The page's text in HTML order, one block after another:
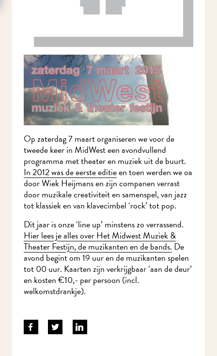
Op zaterdag 7 maart organiseren we voor de
tweede keer in MidWest een avondvullend
programma met theater en muziek uit de buurt.
In 2012 was de eerste editieen toen werden we
oa door Wiek Heijmans en zijn companen verrast
door muzikale creativiteit en samenspel, van jazz
tot klassiek en van klavecimbel ‘rock’ tot pop.
Dit jaar is onze ‘line up’ minstens zo verrassend.
Hier lees je alles over Het Midwest Muziek &
Theater Festijn, de muzikanten en de bands.De
avond begint om 19 uur en de muzikanten spelen
tot 00 uur. Kaarten zijn verkrijgbaar ‘aan de
deur’ en kosten €10,- per persoon (incl.
welkomstdrankje).